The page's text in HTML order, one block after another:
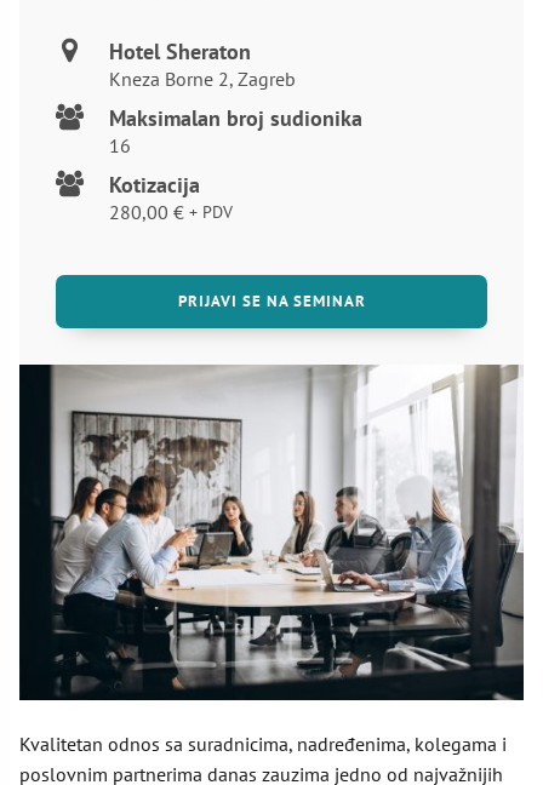
Hotel Sheraton
Kneza Borne 2, Zagreb
Maksimalan broj sudionika
16
Kotizacija
280,00 € + PDV
PRIJAVI SE NA SEMINAR
Kvalitetan odnos sa suradnicima, nadređenima, kolegama i
poslovnim partnerima danas zauzima jedno od najvažnijih